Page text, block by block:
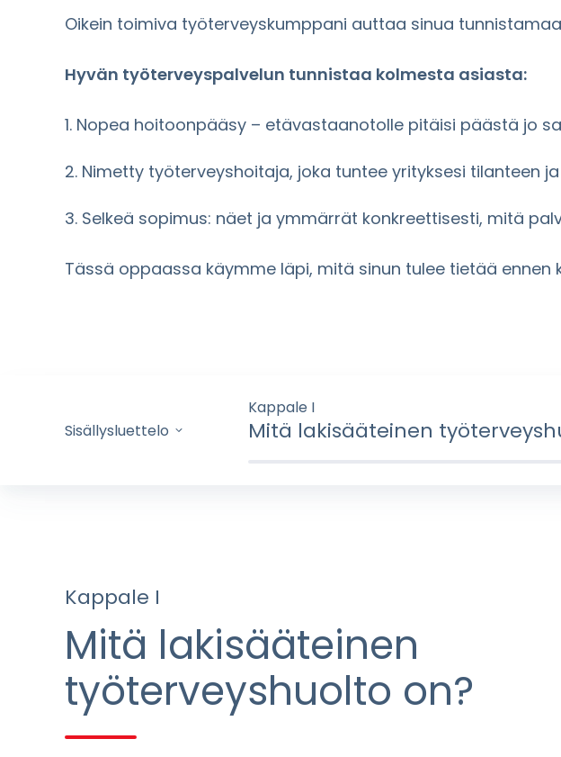
Oikein toimiva työterveyskumppani auttaa sinua
Hyvän työterveyspalvelun tunnistaa kolmesta asiasta:
1. Nopea hoitoonpääsy – etävastaanotolle pitäisi päästä jo
2. Nimetty työterveyshoitaja, joka tuntee yrityksesi tilanteen
3. Selkeä sopimus: näet ja ymmärrät konkreettisesti, mitä
Tässä oppaassa käymme läpi, mitä sinun tulee tietää ennen
Sisällysluettelo
Kappale I
Mitä lakisääteinen
Kappale I
Mitä lakisääteinen
työterveyshuolto on?